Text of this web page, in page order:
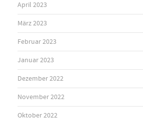
April 2023
März 2023
Februar 2023
Januar 2023
Dezember 2022
November 2022
Oktober 2022